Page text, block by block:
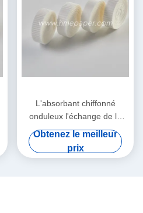
L'absorbant chiffonné
onduleux l'échange de la
chaleur et d'humidité de
Obtenez le meilleur
prix